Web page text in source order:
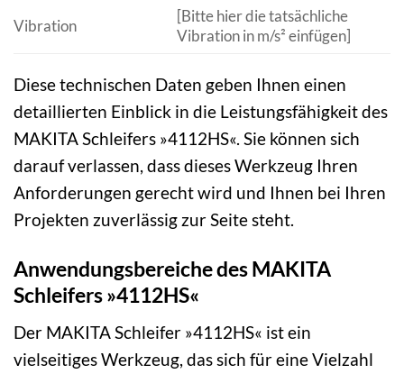
Vibration
[Bitte hier die tatsächliche
Vibration in m/s² einfügen]
Diese technischen Daten geben Ihnen einen
detaillierten Einblick in die Leistungsfähigkeit des
MAKITA Schleifers »4112HS«. Sie können sich
darauf verlassen, dass dieses Werkzeug Ihren
Anforderungen gerecht wird und Ihnen bei Ihren
Projekten zuverlässig zur Seite steht.
Anwendungsbereiche des MAKITA
Schleifers »4112HS«
Der MAKITA Schleifer »4112HS« ist ein
vielseitiges Werkzeug, das sich für eine Vielzahl